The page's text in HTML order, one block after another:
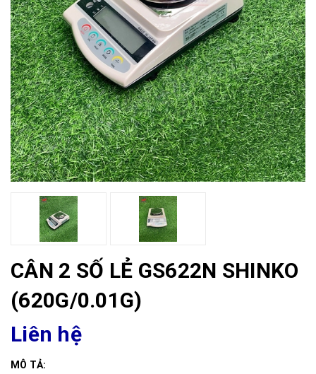
CÂN 2 SỐ LẺ GS622N SHINKO
(620G/0.01G)
Liên hệ
MÔ TẢ: